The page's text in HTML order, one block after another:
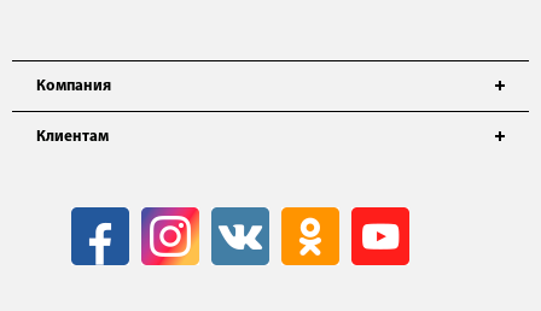
Компания
Клиентам